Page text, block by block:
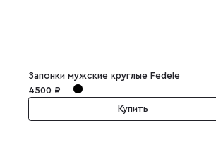
Запонки мужские круглые Fedele
4500 ₽
Купить